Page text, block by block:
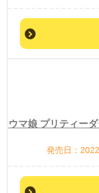
ウマ娘 プリティー
発売日：